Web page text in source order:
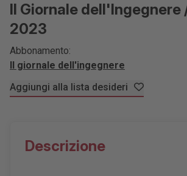
Il Giornale dell'Ingegnere
2023
Abbonamento:
Il giornale dell'ingegnere
Aggiungi alla lista desideri
Descrizione